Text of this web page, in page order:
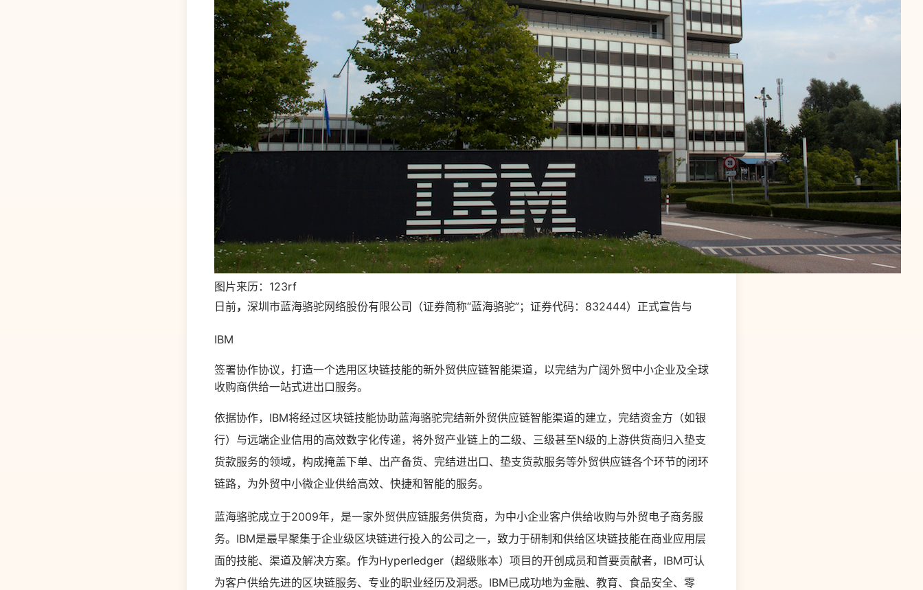
图片来历：123rf
日前， 深圳市蓝海骆驼网络股份有限公司（证券简称“蓝海骆驼”；证券代码：832444）正式宣告与
IBM
签署协作协议，打造一个选用区块链技能的新外贸供应链智能渠道，以完结为广阔外贸中小企业及全球
收购商供给一站式进出口服务。
依据协作，IBM将经过区块链技能协助蓝海骆驼完结新外贸供应链智能渠道的建立，完结资金方（如银
行）与远端企业信用的高效数字化传递，将外贸产业链上的二级、三级甚至N级的上游供货商归入垫支
货款服务的领域，构成掩盖下单、出产备货、完结进出口、垫支货款服务等外贸供应链各个环节的闭环
链路，为外贸中小微企业供给高效、快捷和智能的服务。
蓝海骆驼成立于2009年，是一家外贸供应链服务供货商，为中小企业客户供给收购与外贸电子商务服
务。IBM是最早聚集于企业级区块链进行投入的公司之一，致力于研制和供给区块链技能在商业应用层
面的技能、渠道及解决方案。作为Hyperledger（超级账本）项目的开创成员和首要贡献者，IBM可认
为客户供给先进的区块链服务、专业的职业经历及洞悉。IBM已成功地为金融、教育、食品安全、零